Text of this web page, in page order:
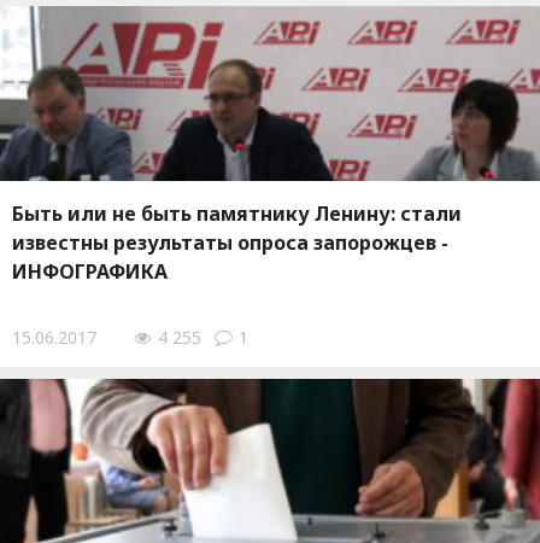
Быть или не быть памятнику Ленину: стали
известны результаты опроса запорожцев -
ИНФОГРАФИКА
15.06.2017 4 255 1